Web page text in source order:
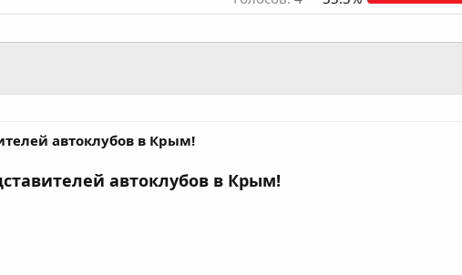
автоклубов в Крым!
автоклубов в Крым!